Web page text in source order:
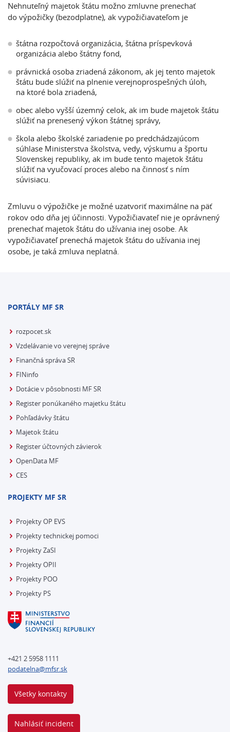
Nehnuteľný majetok štátu možno zmluvne prenechať
do výpožičky (bezodplatne), ak vypožičiavateľom je
štátna rozpočtová organizácia, štátna príspevková
organizácia alebo štátny fond,
právnická osoba zriadená zákonom, ak jej tento majetok
štátu bude slúžiť na plnenie verejnoprospešných úloh,
na ktoré bola zriadená,
obec alebo vyšší územný celok, ak im bude majetok štátu
slúžiť na prenesený výkon štátnej správy,
škola alebo školské zariadenie po predchádzajúcom
súhlase Ministerstva školstva, vedy, výskumu a športu
Slovenskej republiky, ak im bude tento majetok štátu
slúžiť na vyučovací proces alebo na činnosť s ním
súvisiacu.
Zmluvu o výpožičke je možné uzatvoriť maximálne na päť
rokov odo dňa jej účinnosti. Vypožičiavateľ nie je oprávnený
prenechať majetok štátu do užívania inej osobe. Ak
vypožičiavateľ prenechá majetok štátu do užívania inej
osobe, je taká zmluva neplatná.
PORTÁLY MF SR
rozpocet.sk
Vzdelávanie vo verejnej správe
Finančná správa SR
FINinfo
Dotácie v pôsobnosti MF SR
Register ponúkaného majetku štátu
Pohľadávky štátu
Majetok štátu
Register účtovných závierok
OpenData MF
CES
PROJEKTY MF SR
Projekty OP EVS
Projekty technickej pomoci
Projekty ZaSI
Projekty OPII
Projekty POO
Projekty PS
+421 2 5958 1111
podatelna@mfsr.sk
Všetky kontakty
Nahlásiť incident